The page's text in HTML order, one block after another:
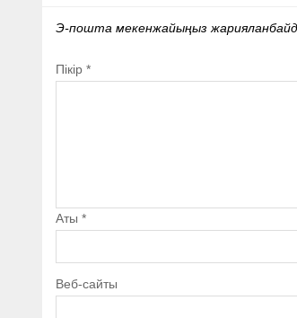
Э-пошта мекенжайыңыз
Пікір*
Аты*
Веб-сайты